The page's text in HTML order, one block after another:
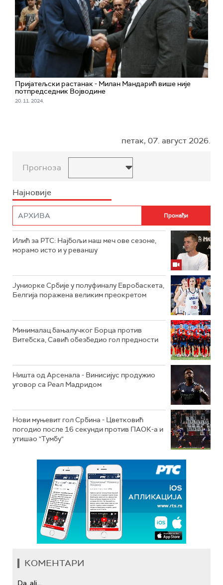
Пријатељски растанак - Милан Мандарић више није
потпредседник Војводине
20. 11. 2024.
петак, 07. август 2026.
Прогноза
Најновије
Илић за РТС: Најбољи наш меч ове сезоне,
морамо исто и у реваншу
Јуниорке Србије у полуфиналу Евробаскета,
Белгија поражена великим преокретом
Минималац бањалучког Борца против
Витебска, Савић обезбедио гол предности
Ништа од Арсенала - Винисијус продужио
уговор са Реал Мадридом
Нови муњевит гол Србина - Цветковић
погодио после 16 секунди против ПАОК-а и
утишао "Тумбу"
КОМЕНТАРИ
Da, ali...